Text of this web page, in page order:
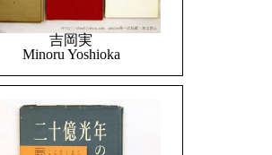
吉岡実
Minoru Yoshioka